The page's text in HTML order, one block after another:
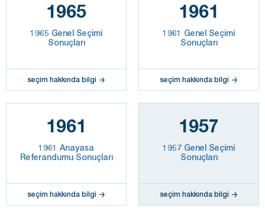
1965
1965 Genel Seçimi
Sonuçları
seçim hakkında bilgi
1961
1961 Genel Seçimi
Sonuçları
seçim hakkında bilgi
1961
1961 Anayasa
Referandumu Sonuçları
seçim hakkında bilgi
1957
1957 Genel Seçimi
Sonuçları
seçim hakkında bilgi